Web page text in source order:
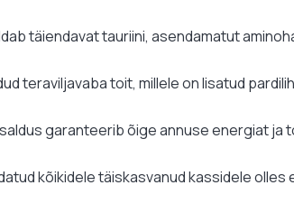
täiendavat tauriini, asendamatut
teraviljavaba toit, millele on lisatud
garanteerib õige annuse energiat ja
kõikidele täiskasvanud kassidele